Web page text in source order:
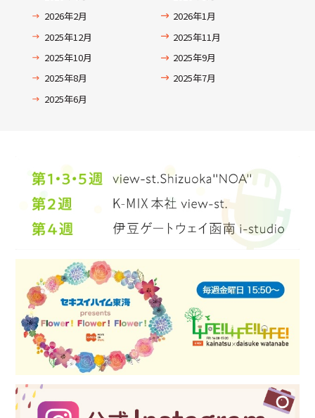
2026年2月
2026年1月
2025年12月
2025年11月
2025年10月
2025年9月
2025年8月
2025年7月
2025年6月